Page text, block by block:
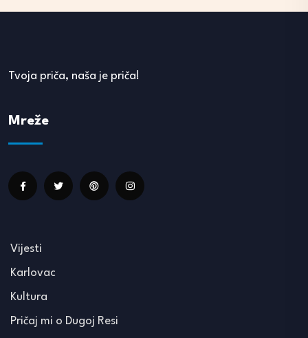
Tvoja priča, naša je priča!
Mreže
Vijesti
Karlovac
Kultura
Pričaj mi o Dugoj Resi